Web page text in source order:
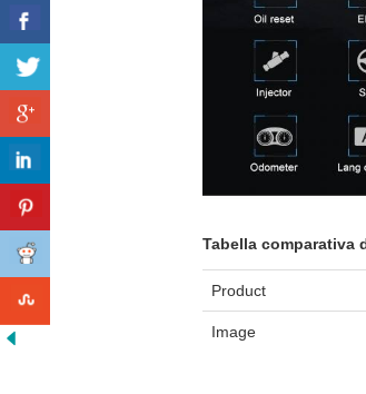
Tabella comparativa
Product
Image